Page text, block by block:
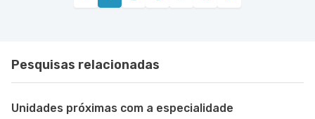
Pesquisas relacionadas
Unidades próximas com a especialidade